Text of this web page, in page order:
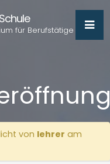
für Berufstätige
von lehrer am